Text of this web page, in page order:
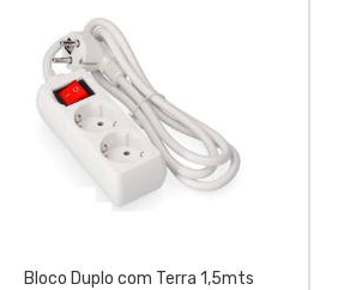
Bloco Duplo com Terra 1,5mts